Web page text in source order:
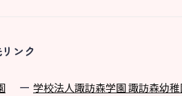
ンク
学校法⼈諏訪森学園 諏訪森幼